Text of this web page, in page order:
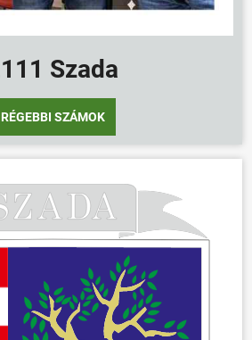
Szada
RÉGEBBI SZÁMOK